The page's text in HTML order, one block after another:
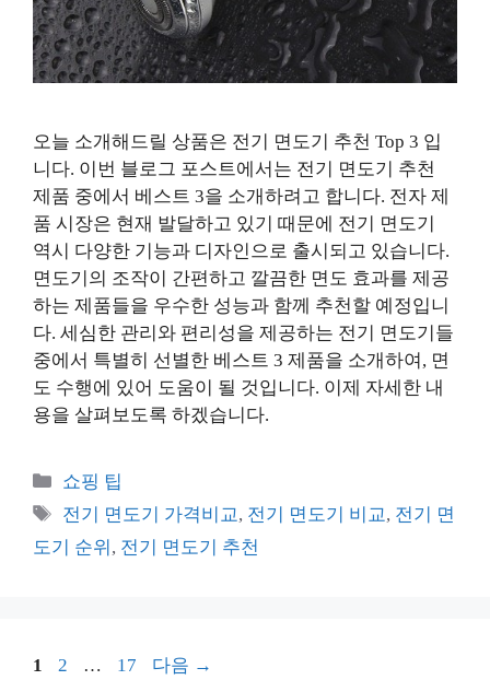
오늘 소개해드릴 상품은 전기 면도기 추천 Top 3 입
니다. 이번 블로그 포스트에서는 전기 면도기 추천
제품 중에서 베스트 3을 소개하려고 합니다. 전자 제
품 시장은 현재 발달하고 있기 때문에 전기 면도기
역시 다양한 기능과 디자인으로 출시되고 있습니다.
면도기의 조작이 간편하고 깔끔한 면도 효과를 제공
하는 제품들을 우수한 성능과 함께 추천할 예정입니
다. 세심한 관리와 편리성을 제공하는 전기 면도기들
중에서 특별히 선별한 베스트 3 제품을 소개하여, 면
도 수행에 있어 도움이 될 것입니다. 이제 자세한 내
용을 살펴보도록 하겠습니다.
카
테
리
쇼핑 팁
태
그
전기 면도기 가격비교, 전기 면도기 비교, 전기 면
도기 순위 , 전기 면도기 추천
페
1
페
2 …
페
17 다음 →